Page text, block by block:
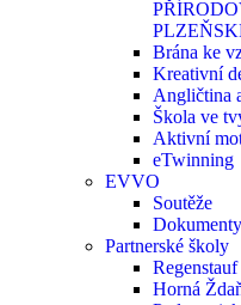
Brána ke
Kreativní
Angličtina
Škola ve
Aktivní
eTwinning
EVVO
Soutěže
Dokumenty
Partnerské školy
Regenstauf
Horná